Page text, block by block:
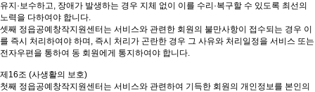
유지·보수하고, 장애가 발생하는 경우 지체 없이 이를 수리·복구할 수 있도록 최선의
노력을 다하여야 합니다.
셋째 정읍공예창작지원센터는 서비스와 관련한 회원의 불만사항이 접수되는 경우 이
를 즉시 처리하여야 하며, 즉시 처리가 곤란한 경우 그 사유와 처리일정을 서비스 또는
전자우편을 통하여 동 회원에게 통지하여야 합니다.
제16조 (사생활의 보호)
첫째 정읍공예창작지원센터는 서비스와 관련하여 기득한 회원의 개인정보를 본인의